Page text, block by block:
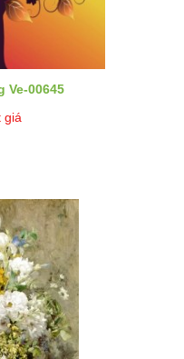
Ve-00645
giá